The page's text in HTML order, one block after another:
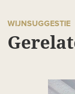
WIJNSUGGESTIE